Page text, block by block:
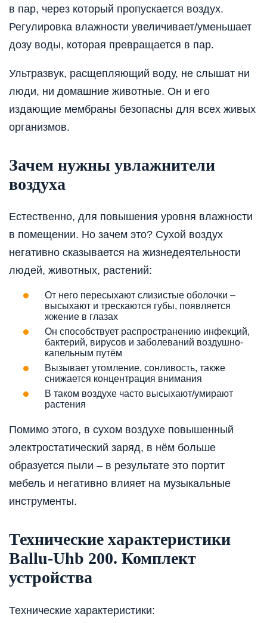
в пар, через который пропускается воздух.
Регулировка влажности увеличивает/уменьшает
дозу воды, которая превращается в пар.
Ультразвук, расщепляющий воду, не слышат ни
люди, ни домашние животные. Он и его
издающие мембраны безопасны для всех живых
организмов.
Зачем нужны увлажнители
воздуха
Естественно, для повышения уровня влажности
в помещении. Но зачем это? Сухой воздух
негативно сказывается на жизнедеятельности
людей, животных, растений:
От него пересыхают слизистые оболочки –
высыхают и трескаются губы, появляется
жжение в глазах
Он способствует распространению инфекций,
бактерий, вирусов и заболеваний воздушно-
капельным путём
Вызывает утомление, сонливость, также
снижается концентрация внимания
В таком воздухе часто высыхают/умирают
растения
Помимо этого, в сухом воздухе повышенный
электростатический заряд, в нём больше
образуется пыли – в результате это портит
мебель и негативно влияет на музыкальные
инструменты.
Технические характеристики
Ballu-Uhb 200. Комплект
устройства
Технические характеристики: